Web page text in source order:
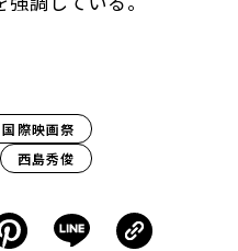
際映画祭
西島秀俊